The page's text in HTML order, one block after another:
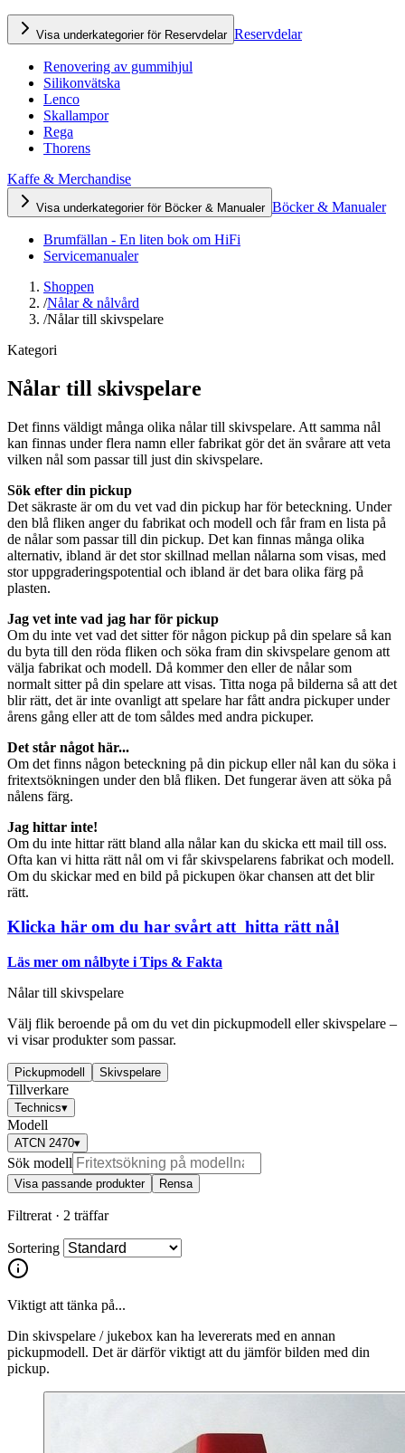
Visa underkategorier för Reservdelar Reservdelar
Renovering av gummihjul
Silikonvätska
Lenco
Skallampor
Rega
Thorens
Kaffe & Merchandise
Visa underkategorier för Böcker & Manualer Böcker & Manualer
Brumfällan - En liten bok om HiFi
Servicemanualer
Shoppen
/Nålar & nålvård
/Nålar till skivspelare
Kategori
Nålar till skivspelare
Det finns väldigt många olika nålar till skivspelare. Att samma nål
kan finnas under flera namn eller fabrikat gör det än svårare att veta
vilken nål som passar till just din skivspelare.
Sök efter din pickup
Det säkraste är om du vet vad din pickup har för beteckning. Under
den blå fliken anger du fabrikat och modell och får fram en lista på
de nålar som passar till din pickup. Det kan finnas många olika
alternativ, ibland är det stor skillnad mellan nålarna som visas, med
stor uppgraderingspotential och ibland är det bara olika färg på
plasten.
Jag vet inte vad jag har för pickup
Om du inte vet vad det sitter för någon pickup på din spelare så kan
du byta till den röda fliken och söka fram din skivspelare genom att
välja fabrikat och modell. Då kommer den eller de nålar som
normalt sitter på din spelare att visas. Titta noga på bilderna så att det
blir rätt, det är inte ovanligt att spelare har fått andra pickuper under
årens gång eller att de tom såldes med andra pickuper.
Det står något här...
Om det finns någon beteckning på din pickup eller nål kan du söka i
fritextsökningen under den blå fliken. Det fungerar även att söka på
nålens färg.
Jag hittar inte!
Om du inte hittar rätt bland alla nålar kan du skicka ett mail till oss.
Ofta kan vi hitta rätt nål om vi får skivspelarens fabrikat och modell.
Om du skickar med en bild på pickupen ökar chansen att det blir
rätt.
Klicka här om du har svårt att hitta rätt nål
Läs mer om nålbyte i Tips & Fakta
Nålar till skivspelare
Välj flik beroende på om du vet din pickupmodell eller skivspelare –
vi visar produkter som passar.
Pickupmodell Skivspelare
Tillverkare
Technics▾
Modell
ATCN 2470▾
Sök modell
Visa passande produkter Rensa
Filtrerat · 2 träffar
Sortering
Viktigt att tänka på...
Din skivspelare / jukebox kan ha levererats med en annan
pickupmodell. Det är därför viktigt att du jämför bilden med din
pickup.